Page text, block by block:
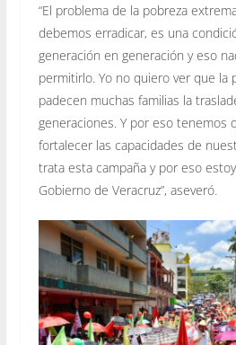
“El problema de la pobreza
debemos erradicar, es una
generación en generación y eso
permitirlo. Yo no quiero ver que la
padecen muchas familias la
generaciones. Y por eso tenemos
fortalecer las capacidades de
trata esta campaña y por eso
Gobierno de Veracruz”, aseveró.